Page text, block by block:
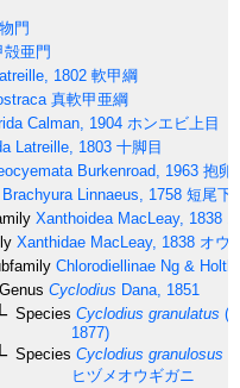
門
殻亜門
1802 軟甲綱
真軟甲亜綱
Calman, 1904 ホンエビ上目
Latreille, 1803 十脚目
Burkenroad, 1963 抱卵
Linnaeus, 1758 短尾下
Xanthoidea MacLeay, 1838
Xanthidae MacLeay, 1838 オウ
Chlorodiellinae Ng &
Genus Cyclodius Dana, 1851
Species Cyclodius granulatus
1877)
Species Cyclodius granulosus
ヒヅメオウギガニ